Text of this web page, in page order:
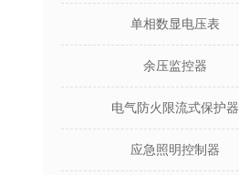
单相数显电压表
余压监控器
电气防火限流式保护器
应急照明控制器